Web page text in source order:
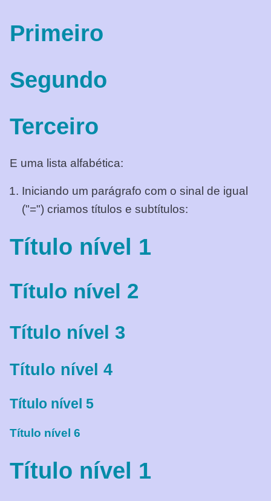
Primeiro
Segundo
Terceiro
E uma lista alfabética:
Iniciando um parágrafo com o sinal de igual
("=") criamos títulos e subtítulos:
Título nível 1
Título nível 2
Título nível 3
Título nível 4
Título nível 5
Título nível 6
Título nível 1